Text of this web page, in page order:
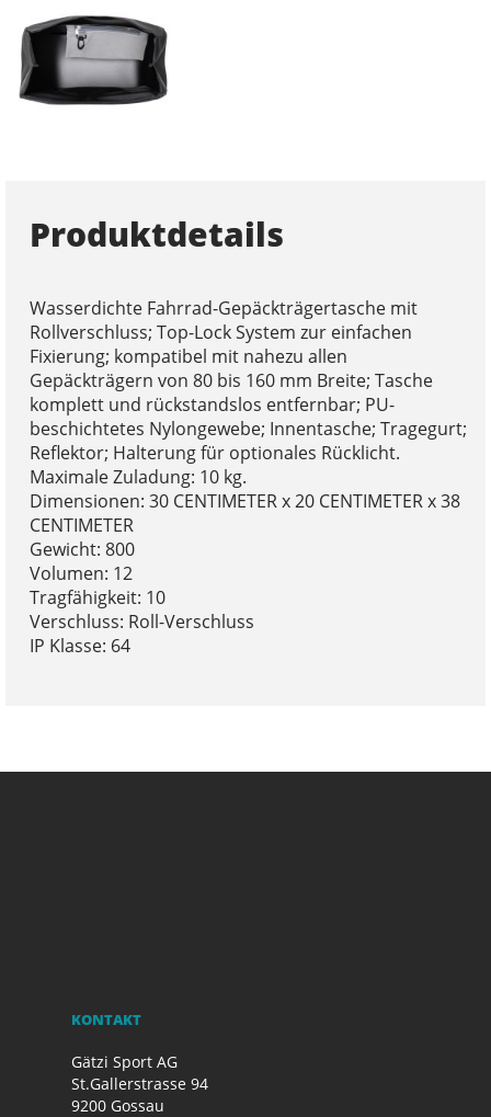
Produktdetails
Wasserdichte Fahrrad-Gepäckträgertasche mit
Rollverschluss; Top-Lock System zur einfachen
Fixierung; kompatibel mit nahezu allen
Gepäckträgern von 80 bis 160 mm Breite; Tasche
komplett und rückstandslos entfernbar; PU-
beschichtetes Nylongewebe; Innentasche; Tragegurt;
Reflektor; Halterung für optionales Rücklicht.
Maximale Zuladung: 10 kg.
Dimensionen: 30 CENTIMETER x 20 CENTIMETER x 38
CENTIMETER
Gewicht: 800
Volumen: 12
Tragfähigkeit: 10
Verschluss: Roll-Verschluss
IP Klasse: 64
KONTAKT
Gätzi Sport AG
St.Gallerstrasse 94
9200 Gossau